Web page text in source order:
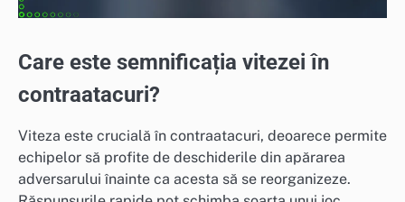
Care este semnificația vitezei în
contraatacuri?
Viteza este crucială în contraatacuri, deoarece permite
echipelor să profite de deschiderile din apărarea
adversarului înainte ca acesta să se reorganizeze.